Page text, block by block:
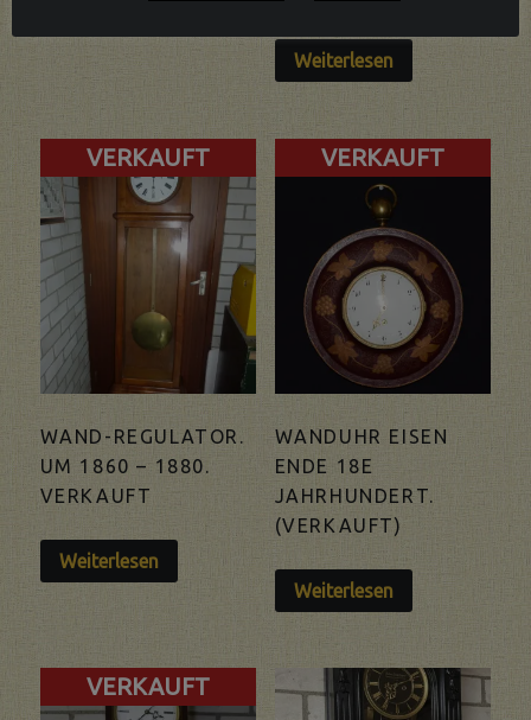
Weiterlesen
VERKAUFT
WAND-REGULATOR.
UM 1860 – 1880.
VERKAUFT
Weiterlesen
VERKAUFT
WANDUHR EISEN
ENDE 18E
JAHRHUNDERT.
(VERKAUFT)
Weiterlesen
VERKAUFT